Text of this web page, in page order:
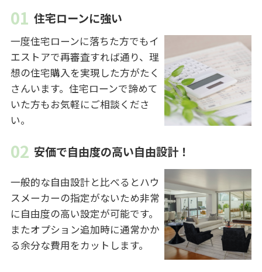
住宅ローンに強い
一度住宅ローンに落ちた方でもイ
エストアで再審査すれば通り、理
想の住宅購入を実現した方がたく
さんいます。住宅ローンで諦めて
いた方もお気軽にご相談くださ
い。
安価で自由度の高い自由設計！
一般的な自由設計と比べるとハウ
スメーカーの指定がないため非常
に自由度の高い設定が可能です。
またオプション追加時に通常かか
る余分な費用をカットします。